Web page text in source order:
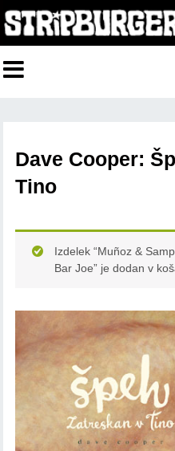
Dave Cooper:
Tino
Izdelek “Muñoz &
Bar Joe” je dodan v